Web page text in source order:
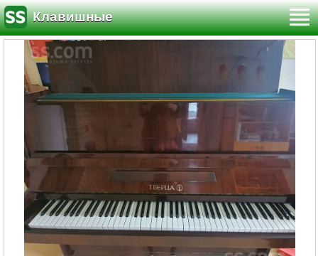
Клавишные